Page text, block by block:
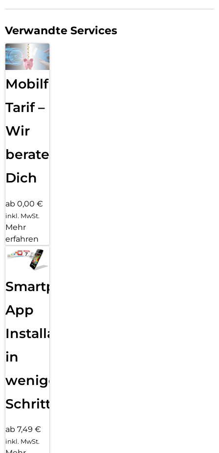
Verwandte Services
Mobilfunk
Tarif –
Wir
beraten
Dich
ab 0,00 €
inkl. MwSt.
Mehr
erfahren
Smartphone
App
Installation
in
wenigen
Schritten
ab 7,49 €
inkl. MwSt.